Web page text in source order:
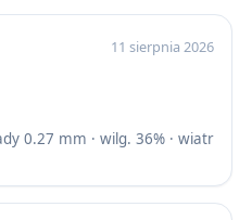
11 sierpnia 2026
0.27 mm · wilg. 36% · wiatr